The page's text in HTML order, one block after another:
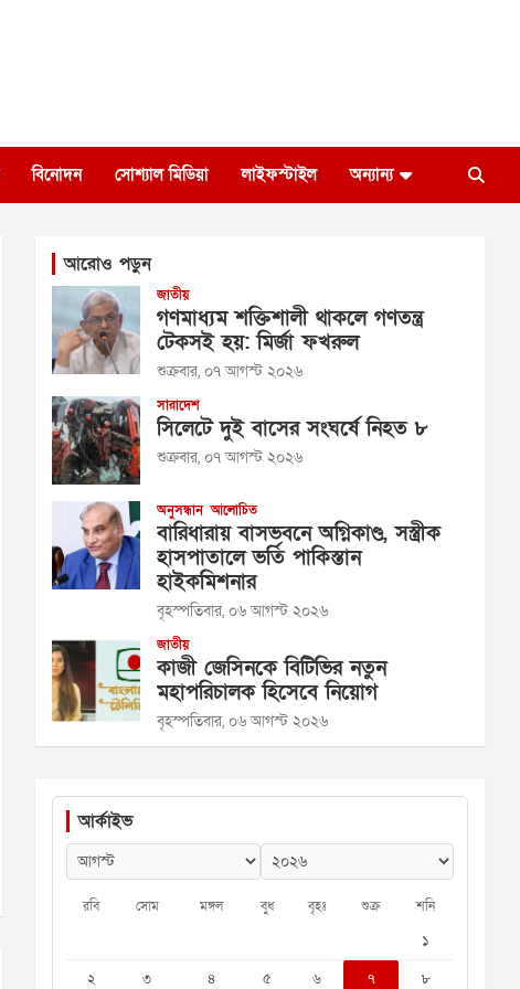
বিনোদন সোশ্যাল মিডিয়া লাইফস্টাইল অন্যান্য
আরোও পড়ুন
জাতীয়
গণমাধ্যম শক্তিশালী থাকলে গণতন্ত্র
টেকসই হয়: মির্জা ফখরুল
শুক্রবার, ০৭ আগস্ট ২০২৬
সারাদেশ
সিলেটে দুই বাসের সংঘর্ষে নিহত ৮
শুক্রবার, ০৭ আগস্ট ২০২৬
অনুসন্ধান আলোচিত
বারিধারায় বাসভবনে অগ্নিকাণ্ড, সস্ত্রীক
হাসপাতালে ভর্তি পাকিস্তান
হাইকমিশনার
বৃহস্পতিবার, ০৬ আগস্ট ২০২৬
জাতীয়
কাজী জেসিনকে বিটিভির নতুন
মহাপরিচালক হিসেবে নিয়োগ
বৃহস্পতিবার, ০৬ আগস্ট ২০২৬
আর্কাইভ
রবি সোম মঙ্গল বুধ বৃহঃ শুক্র শনি
১
২
৩ ৪ ৫ ৬ ৭ ৮